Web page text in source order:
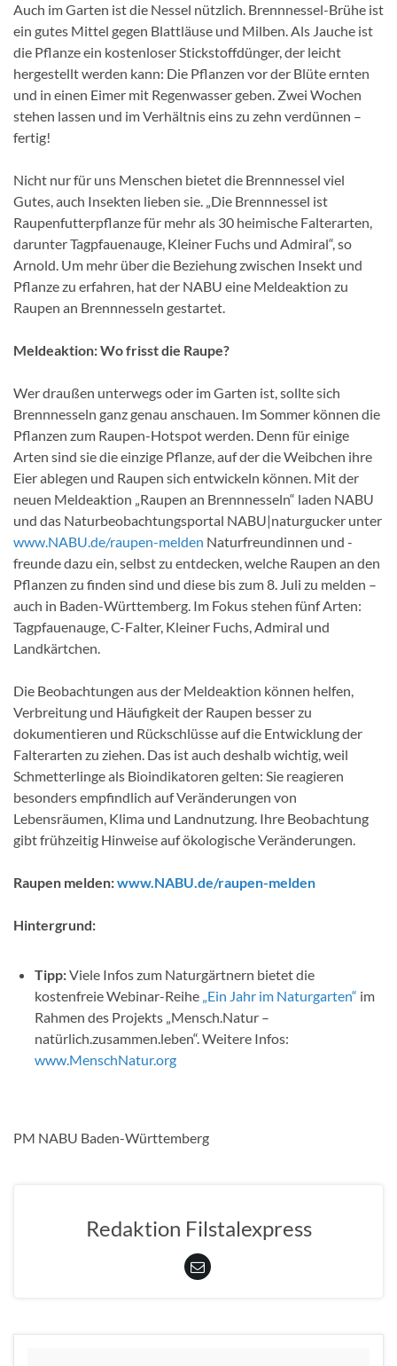
Auch im Garten ist die Nessel nützlich. Brennnessel-Brühe ist
ein gutes Mittel gegen Blattläuse und Milben. Als Jauche ist
die Pflanze ein kostenloser Stickstoffdünger, der leicht
hergestellt werden kann: Die Pflanzen vor der Blüte ernten
und in einen Eimer mit Regenwasser geben. Zwei Wochen
stehen lassen und im Verhältnis eins zu zehn verdünnen –
fertig!
Nicht nur für uns Menschen bietet die Brennnessel viel
Gutes, auch Insekten lieben sie. „Die Brennnessel ist
Raupenfutterpflanze für mehr als 30 heimische Falterarten,
darunter Tagpfauenauge, Kleiner Fuchs und Admiral“, so
Arnold. Um mehr über die Beziehung zwischen Insekt und
Pflanze zu erfahren, hat der NABU eine Meldeaktion zu
Raupen an Brennnesseln gestartet.
Meldeaktion: Wo frisst die Raupe?
Wer draußen unterwegs oder im Garten ist, sollte sich
Brennnesseln ganz genau anschauen. Im Sommer können die
Pflanzen zum Raupen-Hotspot werden. Denn für einige
Arten sind sie die einzige Pflanze, auf der die Weibchen ihre
Eier ablegen und Raupen sich entwickeln können. Mit der
neuen Meldeaktion „Raupen an Brennnesseln“ laden NABU
und das Naturbeobachtungsportal NABU|naturgucker unter
www.NABU.de/raupen-melden Naturfreundinnen und -
freunde dazu ein, selbst zu entdecken, welche Raupen an den
Pflanzen zu finden sind und diese bis zum 8. Juli zu melden –
auch in Baden-Württemberg. Im Fokus stehen fünf Arten:
Tagpfauenauge, C-Falter, Kleiner Fuchs, Admiral und
Landkärtchen.
Die Beobachtungen aus der Meldeaktion können helfen,
Verbreitung und Häufigkeit der Raupen besser zu
dokumentieren und Rückschlüsse auf die Entwicklung der
Falterarten zu ziehen. Das ist auch deshalb wichtig, weil
Schmetterlinge als Bioindikatoren gelten: Sie reagieren
besonders empfindlich auf Veränderungen von
Lebensräumen, Klima und Landnutzung. Ihre Beobachtung
gibt frühzeitig Hinweise auf ökologische Veränderungen.
Raupen melden:www.NABU.de/raupen-melden
Hintergrund:
Tipp:Viele Infos zum Naturgärtnern bietet die
kostenfreie Webinar-Reihe „Ein Jahr im Naturgarten“ im
Rahmen des Projekts „Mensch.Natur –
natürlich.zusammen.leben“. Weitere Infos:
www.MenschNatur.org
PM NABU Baden-Württemberg
Redaktion Filstalexpress